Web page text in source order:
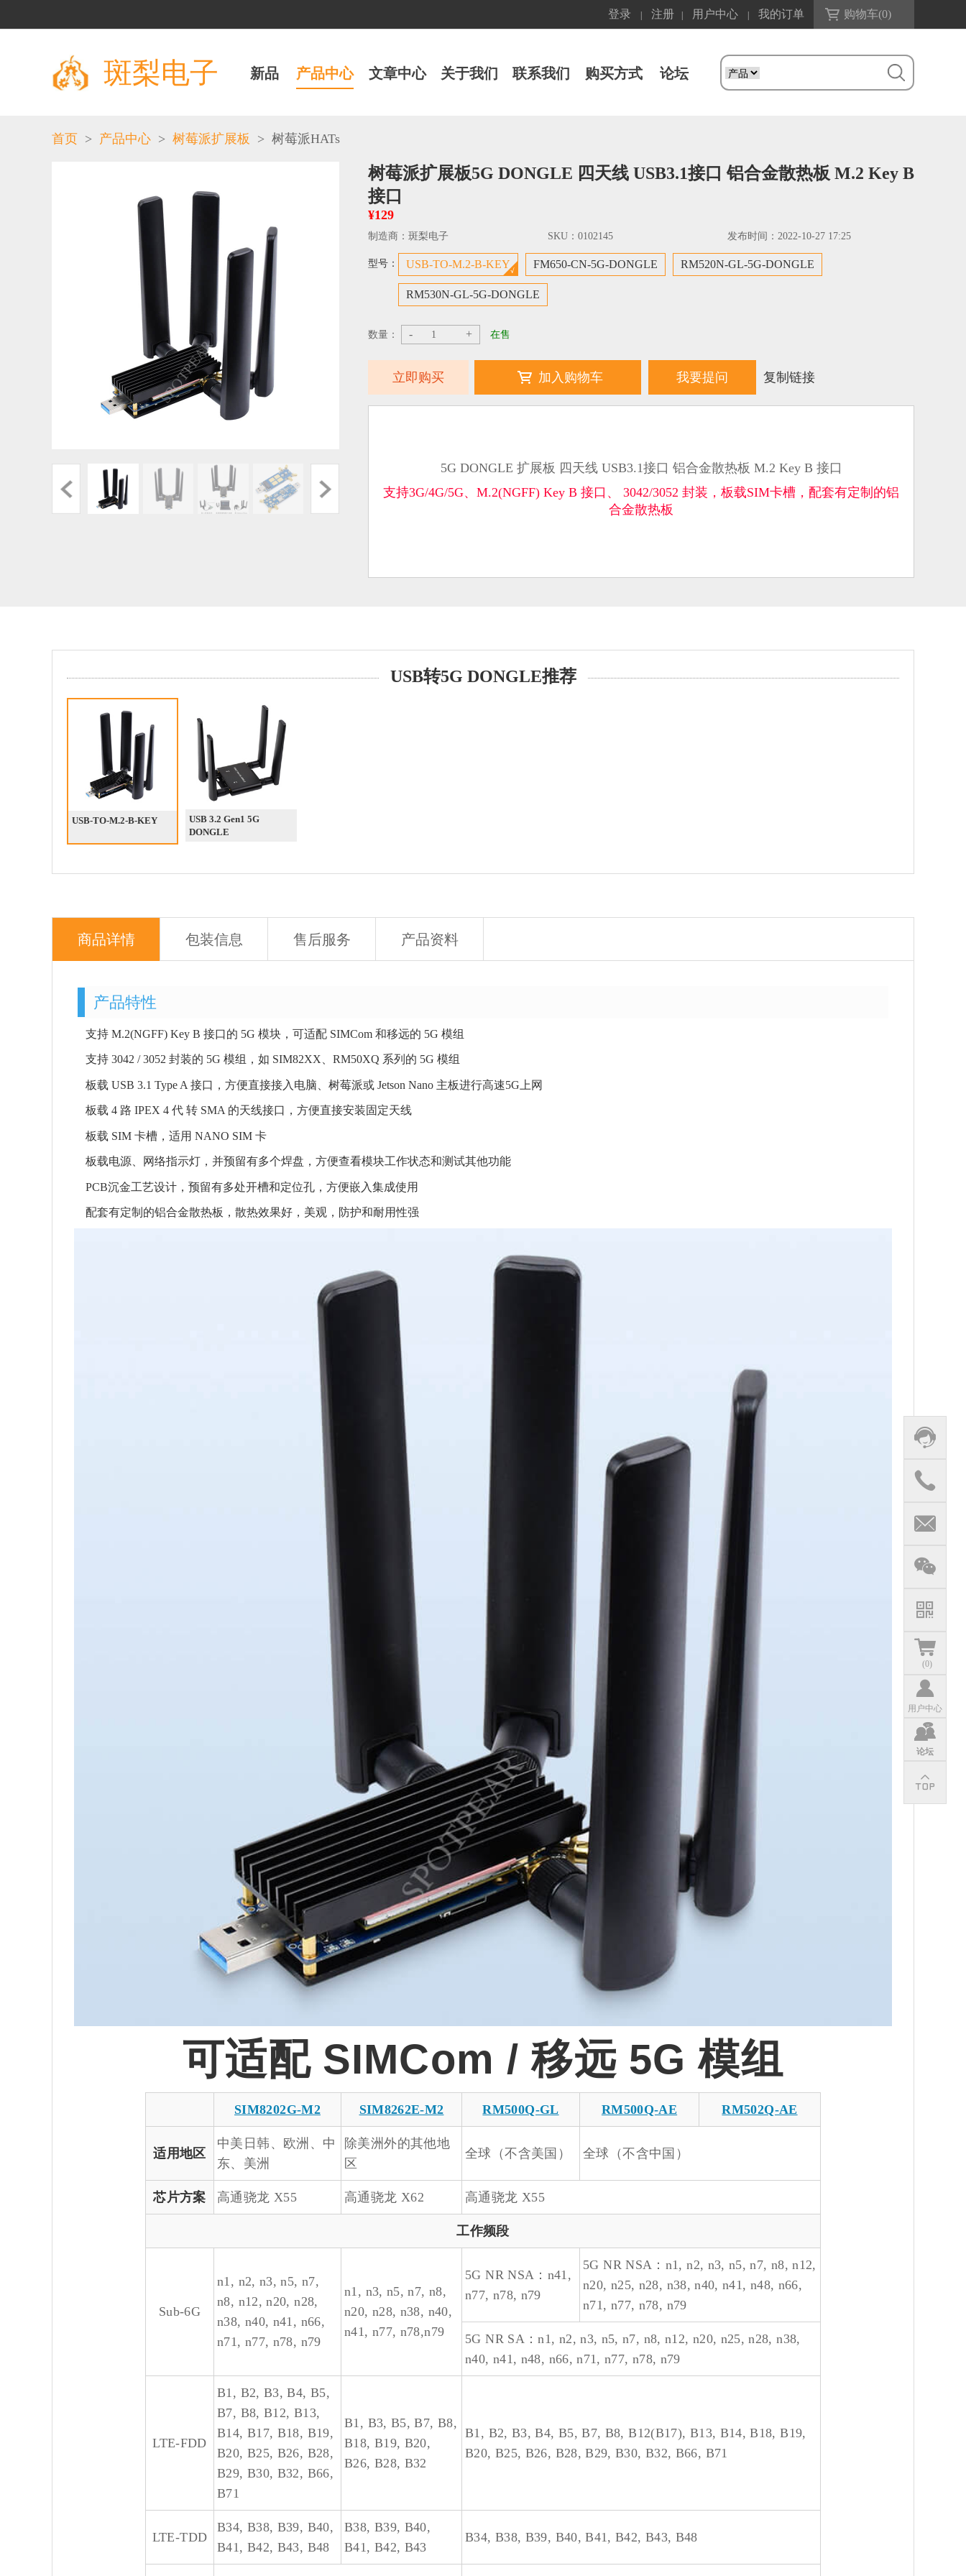
登录 注册 用户中心 我的订单 购物车(0)
斑梨电子 新品 产品中心 文章中心 关于我们 联系我们 购买方式 论坛
(0)
用户中心
论坛
首页 > 产品中心 > 树莓派扩展板 > 树莓派HATs
树莓派扩展板5G DONGLE 四天线 USB3.1接口 铝合金散热板 M.2 Key B
接口
¥129
制造商： 斑梨电子 SKU： 0102145 发布时间： 2022-10-27 17:25
型号： USB-TO-M.2-B-KEY FM650-CN-5G-DONGLE RM520N-GL-5G-DONGLE
RM530N-GL-5G-DONGLE
数量： - + 在售
立即购买 加入购物车 我要提问 复制链接
5G DONGLE 扩展板 四天线 USB3.1接口 铝合金散热板 M.2 Key B 接口
支持3G/4G/5G、M.2(NGFF) Key B 接口、 3042/3052 封装，板载SIM卡槽，配套有定制的铝
合金散热板
USB转5G DONGLE推荐
USB-TO-M.2-B-KEY
USB 3.2 Gen1 5G
DONGLE
商品详情 包装信息 售后服务 产品资料
产品特性
支持 M.2(NGFF) Key B 接口的 5G 模块，可适配 SIMCom 和移远的 5G 模组
支持 3042 / 3052 封装的 5G 模组，如 SIM82XX、RM50XQ 系列的 5G 模组
板载 USB 3.1 Type A 接口，方便直接接入电脑、树莓派或 Jetson Nano 主板进行高速5G上网
板载 4 路 IPEX 4 代 转 SMA 的天线接口，方便直接安装固定天线
板载 SIM 卡槽，适用 NANO SIM 卡
板载电源、网络指示灯，并预留有多个焊盘，方便查看模块工作状态和测试其他功能
PCB沉金工艺设计，预留有多处开槽和定位孔，方便嵌入集成使用
配套有定制的铝合金散热板，散热效果好，美观，防护和耐用性强
可适配 SIMCom / 移远 5G 模组
SIM8202G-M2 SIM8262E-M2 RM500Q-GL RM500Q-AE RM502Q-AE
适用地区
中美日韩、欧洲、中
东、美洲
除美洲外的其他地
区
全球（不含美国） 全球（不含中国）
芯片方案 高通骁龙 X55 高通骁龙 X62 高通骁龙 X55
工作频段
Sub-6G
n1, n2, n3, n5, n7,
n8, n12, n20, n28,
n38, n40, n41, n66,
n71, n77, n78, n79
n1, n3, n5, n7, n8,
n20, n28, n38, n40,
n41, n77, n78,n79
5G NR NSA：n41,
n77, n78, n79
5G NR NSA：n1, n2, n3, n5, n7, n8, n12,
n20, n25, n28, n38, n40, n41, n48, n66,
n71, n77, n78, n79
5G NR SA：n1, n2, n3, n5, n7, n8, n12, n20, n25, n28, n38,
n40, n41, n48, n66, n71, n77, n78, n79
LTE-FDD
B1, B2, B3, B4, B5,
B7, B8, B12, B13,
B14, B17, B18, B19,
B20, B25, B26, B28,
B29, B30, B32, B66,
B71
B1, B3, B5, B7, B8,
B18, B19, B20,
B26, B28, B32
B1, B2, B3, B4, B5, B7, B8, B12(B17), B13, B14, B18, B19,
B20, B25, B26, B28, B29, B30, B32, B66, B71
LTE-TDD
B34, B38, B39, B40,
B41, B42, B43, B48
B38, B39, B40,
B41, B42, B43
B34, B38, B39, B40, B41, B42, B43, B48